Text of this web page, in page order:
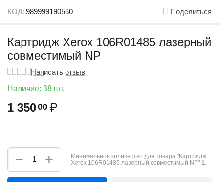
КОД: 989999190560 Поделиться
Картридж Xerox 106R01485 лазерный
совместимый NP
Написать отзыв
Наличие: 38 шт.
1 35000 ₽
+
−
Минимальное количество для товара "Картридж
Xerox 106R01485 лазерный совместимый NP" 1.